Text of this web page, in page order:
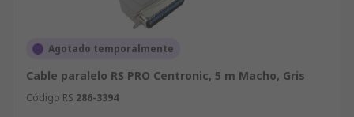
Agotado temporalmente
Cable paralelo RS PRO Centronic, 5 m Macho, Gris
Código RS 286-3394